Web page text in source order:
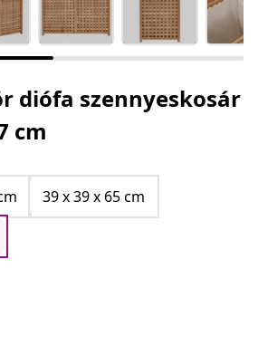
diófa szennyeskosár
cm
39 x 39 x 65 cm